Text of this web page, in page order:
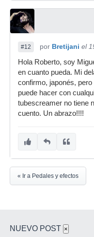
#12 por Bretijani el
Hola Roberto, soy
en cuanto pueda. Mi
confirmo, japonés,
puede hacer con
tubescreamer no tiene
cuento. Un abrazo!!!!
« Ir a Pedales y efectos
NUEVO POST ×